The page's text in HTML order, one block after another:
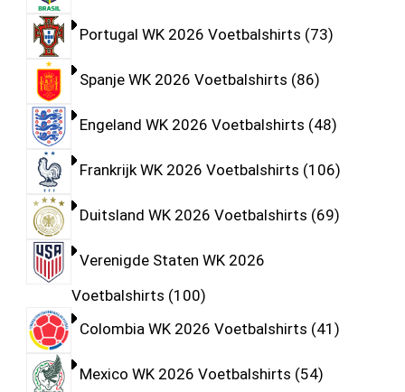
Portugal WK 2026 Voetbalshirts 73
Spanje WK 2026 Voetbalshirts 86
Engeland WK 2026 Voetbalshirts 48
Frankrijk WK 2026 Voetbalshirts 106
Duitsland WK 2026 Voetbalshirts 69
Verenigde Staten WK 2026
Voetbalshirts 100
Colombia WK 2026 Voetbalshirts 41
Mexico WK 2026 Voetbalshirts 54